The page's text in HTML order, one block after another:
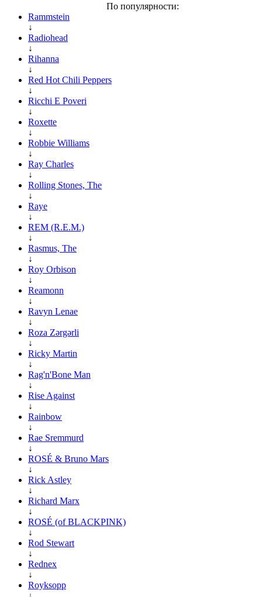
По популярности:
Rammstein
↓
Radiohead
↓
Rihanna
↓
Red Hot Chili Peppers
↓
Ricchi E Poveri
↓
Roxette
↓
Robbie Williams
↓
Ray Charles
↓
Rolling Stones, The
↓
Raye
↓
REM (R.E.M.)
↓
Rasmus, The
↓
Roy Orbison
↓
Reamonn
↓
Ravyn Lenae
↓
Roza Zərgərli
↓
Ricky Martin
↓
Rag'n'Bone Man
↓
Rise Against
↓
Rainbow
↓
Rae Sremmurd
↓
ROSÉ & Bruno Mars
↓
Rick Astley
↓
Richard Marx
↓
ROSÉ (of BLACKPINK)
↓
Rod Stewart
↓
Rednex
↓
Royksopp